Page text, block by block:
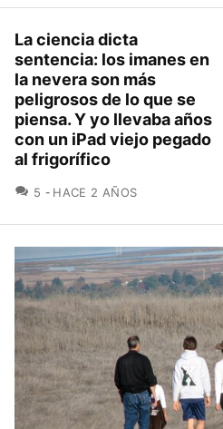
La ciencia dicta
sentencia: los imanes en
la nevera son más
peligrosos de lo que se
piensa. Y yo llevaba años
con un iPad viejo pegado
al frigorífico
5 COMENTARIOS
HACE 2 AÑOS